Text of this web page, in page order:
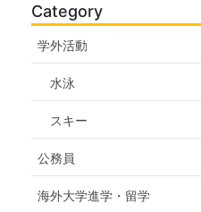
Category
学外活動
水泳
スキー
公務員
海外大学進学・留学